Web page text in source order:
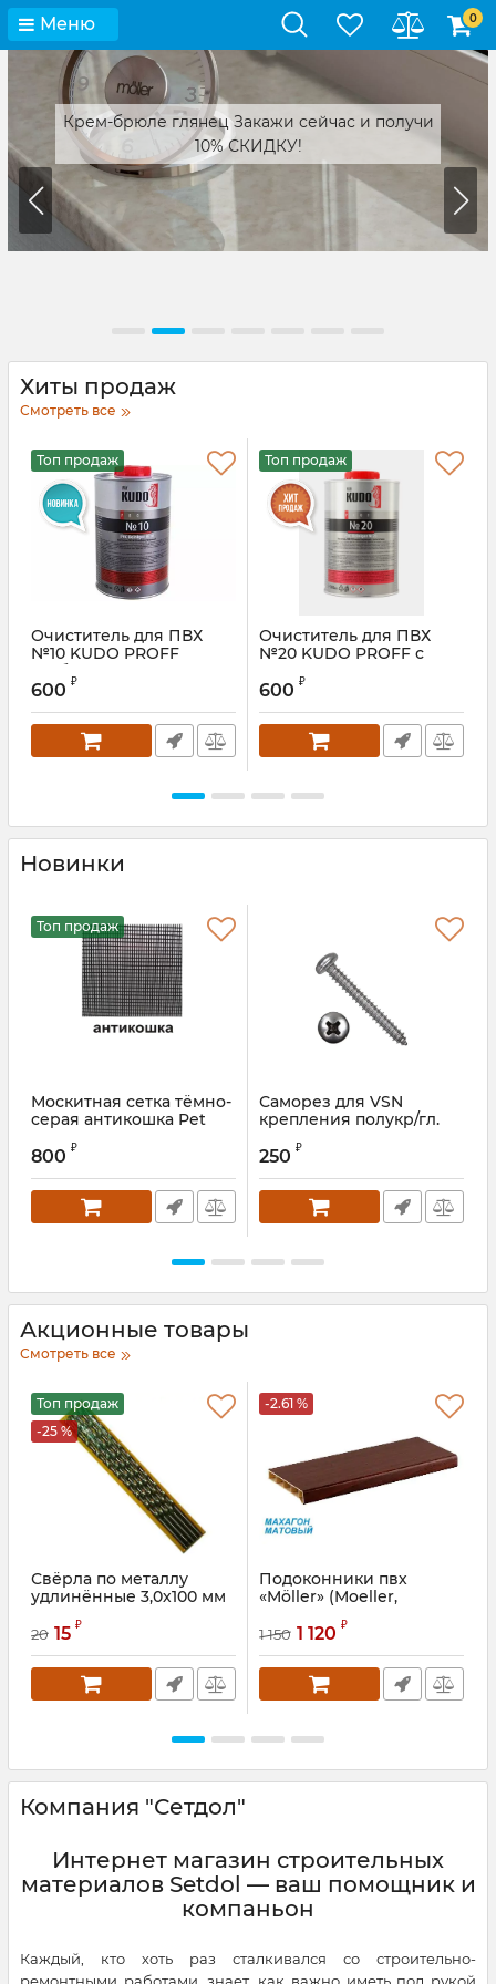
Меню 0
Крем-брюле глянец Закажи сейчас и получи
10% СКИДКУ!
Хиты продаж
Смотреть все
Топ продаж
Очиститель для ПВХ
№10 KUDO PROFF
слаборастворяющий,
1000 мл
600 ₽
Топ продаж
Очиститель для ПВХ
№20 KUDO PROFF с
нерастворяющий, 1000
600 ₽
Новинки
Топ продаж
Москитная сетка тёмно-
серая антикошка Pet
800 ₽
Саморез для VSN
крепления полукр/гл.
250 ₽
Акционные товары
Смотреть все
Топ продаж
-25 %
Свёрла по металлу
удлинённые 3,0х100 мм
Артикул:
20 15 ₽
-2.61 %
Подоконники пвх
«Möller» (Moeller,
матовый махагон
Артикул: MOL0230.51/6S
1 150 1 120 ₽
Компания "Сетдол"
Интернет магазин строительных
материалов Setdol — ваш помощник и
компаньон
Каждый, кто хоть раз сталкивался со строительно-